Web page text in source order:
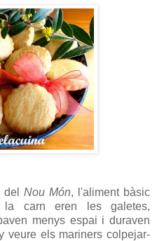
del Nou Món, l'aliment bàsic
la carn eren les galetes,
menys espai i duraven
veure els mariners colpejar-